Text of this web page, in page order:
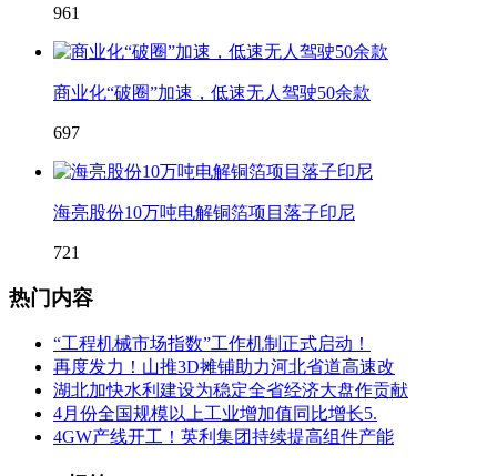
961
商业化“破圈”加速，低速无人驾驶50余款
697
海亮股份10万吨电解铜箔项目落子印尼
721
热门内容
“工程机械市场指数”工作机制正式启动！
再度发力！山推3D摊铺助力河北省道高速改
湖北加快水利建设为稳定全省经济大盘作贡献
4月份全国规模以上工业增加值同比增长5.
4GW产线开工！英利集团持续提高组件产能